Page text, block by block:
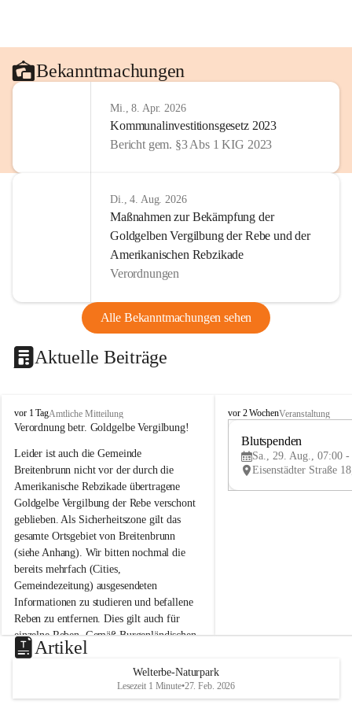
Bekanntmachungen
Mi., 8. Apr. 2026
Kommunalinvestitionsgesetz 2023
Bericht gem. §3 Abs 1 KIG 2023
Di., 4. Aug. 2026
Maßnahmen zur Bekämpfung der
Goldgelben Vergilbung der Rebe und der
Amerikanischen Rebzikade
Verordnungen
Alle Bekanntmachungen sehen
Aktuelle Beiträge
B
r
i
t
e
n
b
r
u
n
n
a
m
N
e
u
s
d
vor 1 TagAmtliche Mitteilung
Verordnung betr. Goldgelbe Vergilbung!
Leider ist auch die Gemeinde
Breitenbrunn nicht vor der durch die
Amerikanische Rebzikade übertragene
Goldgelbe Vergilbung der Rebe verschont
geblieben. Als Sicherheitszone gilt das
gesamte Ortsgebiet von Breitenbrunn
(siehe Anhang). Wir bitten nochmal die
bereits mehrfach (Cities,
Gemeindezeitung) ausgesendeten
Informationen zu studieren und befallene
Reben zu entfernen. Dies gilt auch für
einzelne Reben. Gemäß Burgenländischen
Weinbaugesetz sind nicht gepflegte oder
unzulässige Weingärten zu roden! Bitte
helfen wir zusammen um unsere Winzer
vor den prognostizierten Ernteausfällen
B
e
u
e
d
vor 2 WochenVeranstaltung
Blutspenden
Sa., 29. Aug., 07:00 -
Artikel
Welterbe-Naturpark
Lesezeit 1 Minute•27. Feb. 2026